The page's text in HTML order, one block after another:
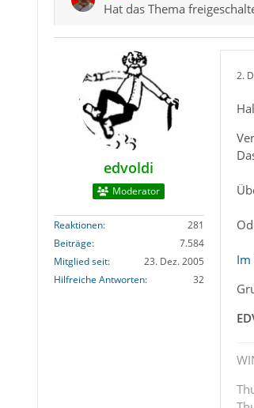
Hat das Thema
edvoldi
Moderator
Reaktionen
281
Beiträge
7.584
Mitglied seit
23. Dez. 2005
Hilfreiche Antworten
32
2.
Im